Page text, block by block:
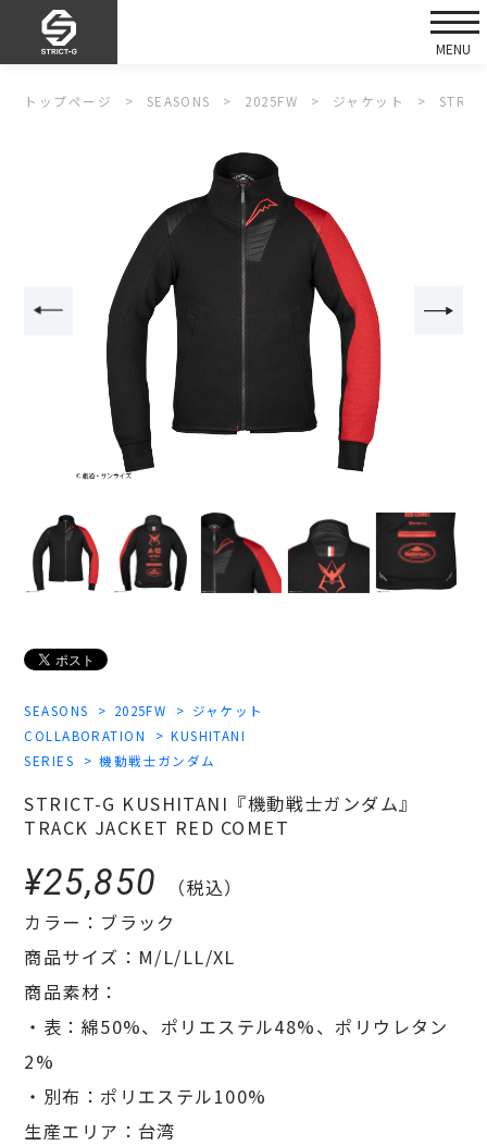
トップページ SEASONS 2025FW ジャケット
SEASONS 2025FW
ジャケット
COLLABORATION
KUSHITANI
SERIES
機動戦士ガンダム
STRICT-G KUSHITANI『機動戦士ガンダム』
TRACK JACKET RED COMET
¥25,850
（税込）
カラー：ブラック
商品サイズ：M/L/LL/XL
商品素材：
・表：綿50%、ポリエステル48%、ポリウレタン
2%
・別布：ポリエステル100%
生産エリア：台湾